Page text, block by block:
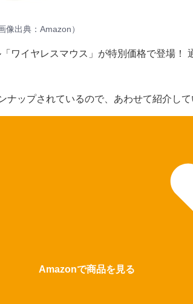
像出典：Amazon）
ワイヤレスマウス」が特別価格で登場！
ナップされているので、あわせて紹介して
Amazonで商品を見る